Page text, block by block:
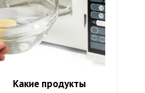
Какие продукты